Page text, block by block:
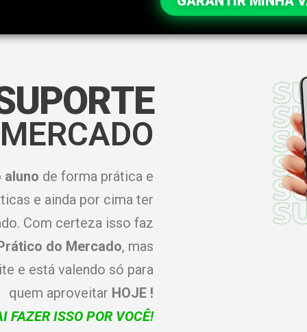
aluno de forma prática e
e ainda por cima ter
Com certeza isso faz
do Mercado, mas
e está valendo só para
quem aproveitar HOJE !
FAZER ISSO POR VOCÊ!